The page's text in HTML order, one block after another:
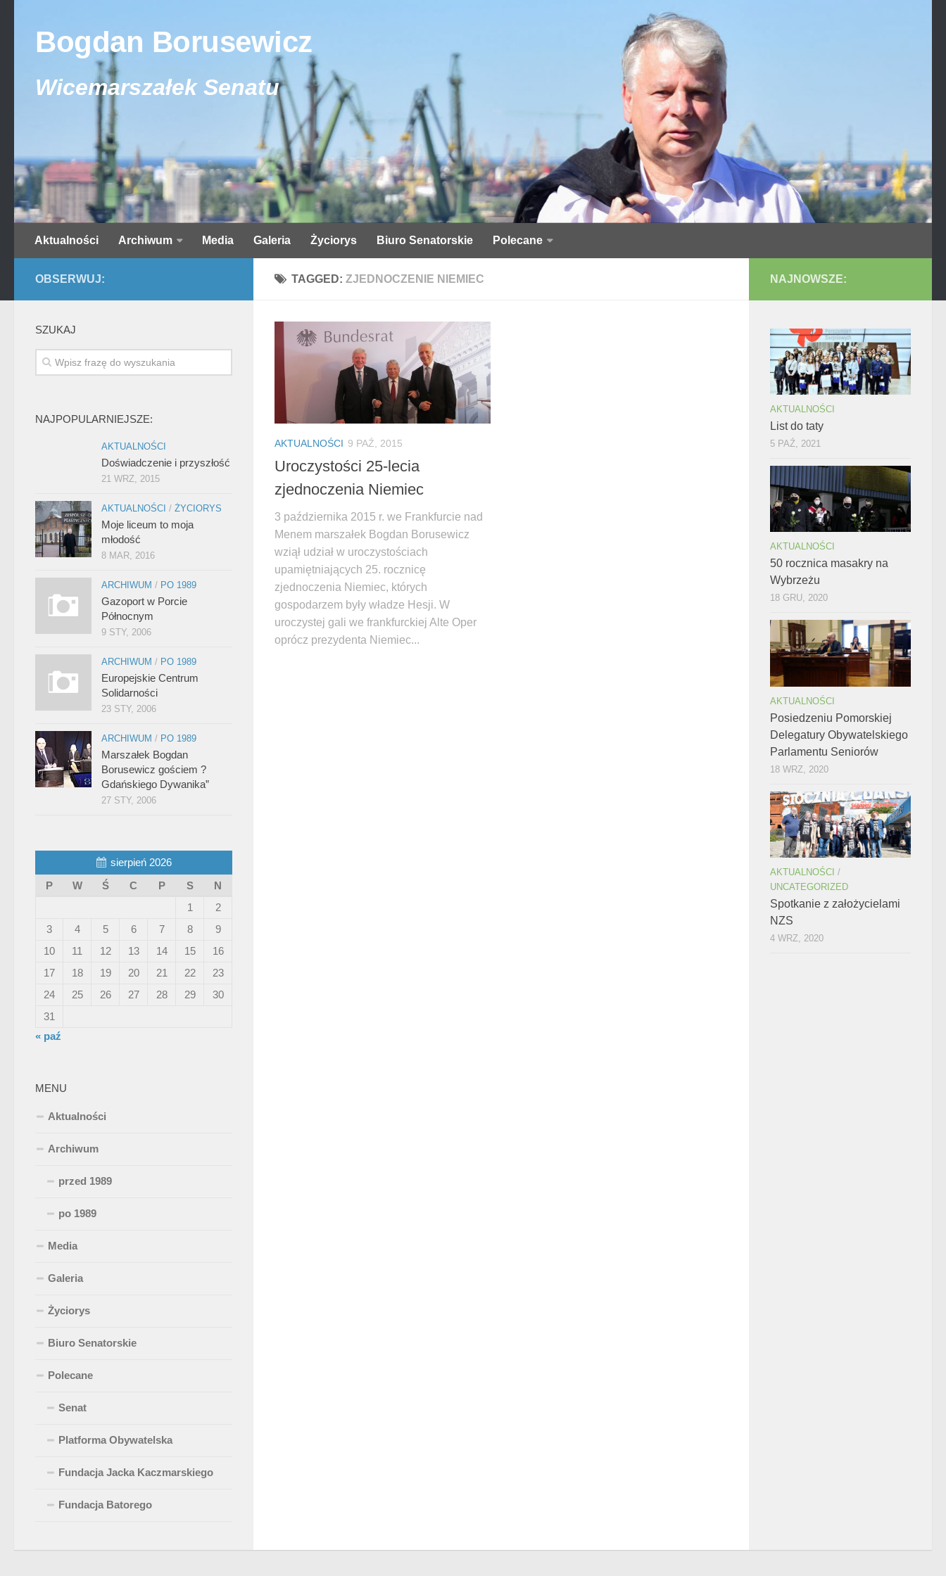
Bogdan Borusewicz
Wicemarszałek Senatu
Aktualności Archiwum Media Galeria Życiorys Biuro Senatorskie Polecane
TAGGED: ZJEDNOCZENIE NIEMIEC
AKTUALNOŚCI 9 PAŹ, 2015
Uroczystości 25-lecia
zjednoczenia Niemiec
3 października 2015 r. we Frankfurcie nad
Menem marszałek Bogdan Borusewicz
wziął udział w uroczystościach
upamiętniających 25. rocznicę
zjednoczenia Niemiec, których
gospodarzem były władze Hesji. W
uroczystej gali we frankfurckiej Alte Oper
oprócz prezydenta Niemiec...
OBSERWUJ:
SZUKAJ
NAJPOPULARNIEJSZE:
AKTUALNOŚCI
Doświadczenie i przyszłość
21 WRZ, 2015
AKTUALNOŚCI / ŻYCIORYS
Moje liceum to moja
młodość
8 MAR, 2016
ARCHIWUM / PO 1989
Gazoport w Porcie
Północnym
9 STY, 2006
ARCHIWUM / PO 1989
Europejskie Centrum
Solidarności
23 STY, 2006
ARCHIWUM / PO 1989
Marszałek Bogdan
Borusewicz gościem ?
Gdańskiego Dywanika”
27 STY, 2006
sierpień 2026
P
W Ś C P S
N
1
2
3
4 5 6 7 8
9
10
11 12 13 14 15
16
17
18 19 20 21 22
23
24
25 26 27 28 29
30
31
« paź
MENU
Aktualności
Archiwum
przed 1989
po 1989
Media
Galeria
Życiorys
Biuro Senatorskie
Polecane
Senat
Platforma Obywatelska
Fundacja Jacka Kaczmarskiego
Fundacja Batorego
NAJNOWSZE:
AKTUALNOŚCI
List do taty
5 PAŹ, 2021
AKTUALNOŚCI
50 rocznica masakry na
Wybrzeżu
18 GRU, 2020
AKTUALNOŚCI
Posiedzeniu Pomorskiej
Delegatury Obywatelskiego
Parlamentu Seniorów
18 WRZ, 2020
AKTUALNOŚCI /
UNCATEGORIZED
Spotkanie z założycielami
NZS
4 WRZ, 2020